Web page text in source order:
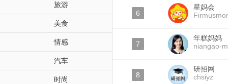
旅游
美食
情感
汽车
时尚
6
星妈会
7
年糕妈妈
niangao-
8
研招网
chsiyz